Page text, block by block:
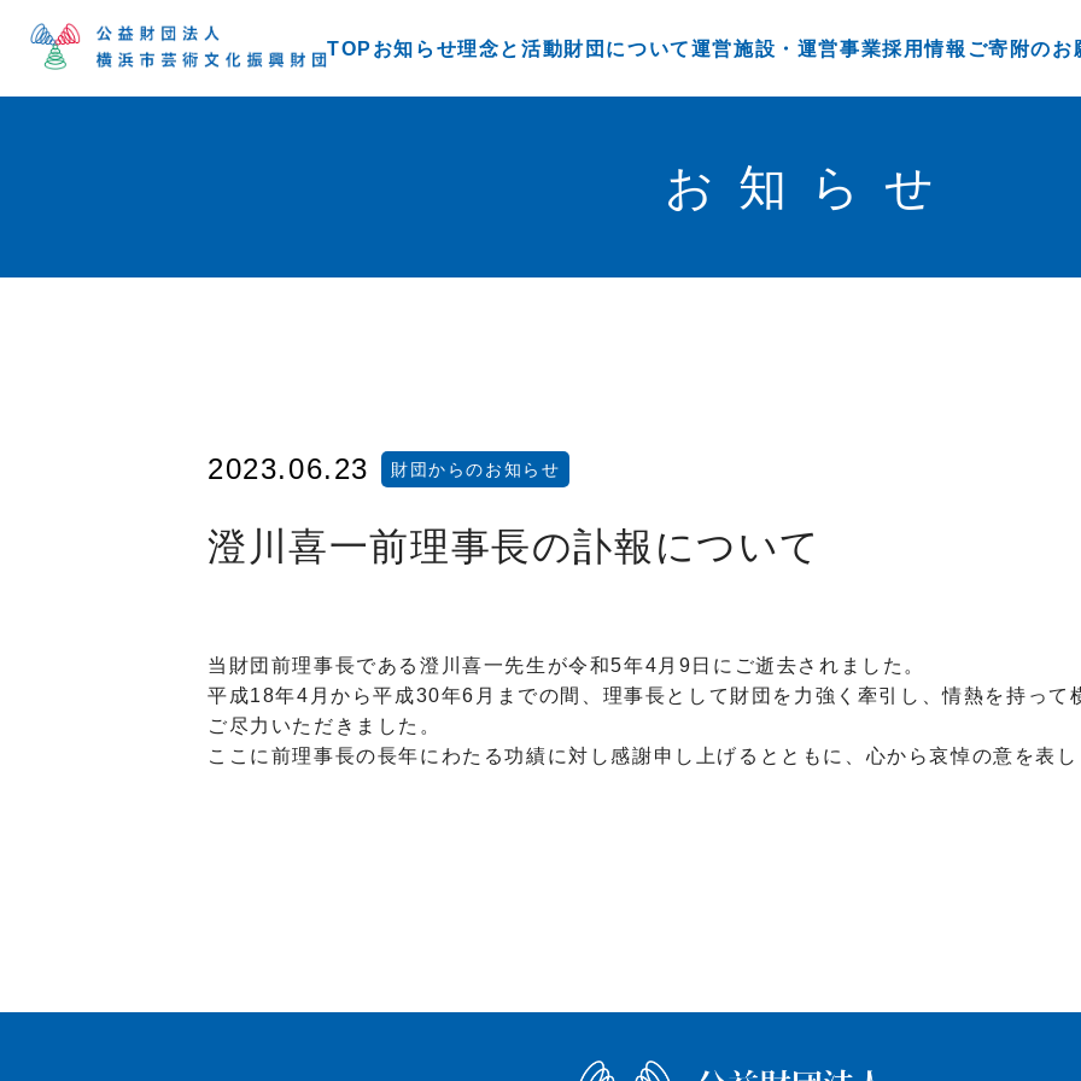
TOP お知らせ理念と活動財団について運営施設・運営事業採用情報 ご寄附のお
お知らせ
2023.06.23 財団からのお知らせ
澄川喜一前理事長の訃報について
当財団前理事長である澄川喜一先生が令和5年4月9日にご逝去されました。
平成18年4月から平成30年6月までの間、理事長として財団を力強く牽引し、情熱を持って
ご尽力いただきました。
ここに前理事長の長年にわたる功績に対し感謝申し上げるとともに、心から哀悼の意を表